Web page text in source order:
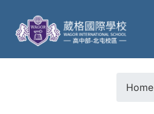
葳
格
Home